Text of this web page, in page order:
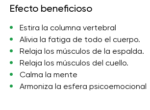
Efecto beneficioso
Estira la columna vertebral
Alivia la fatiga de todo el cuerpo.
Relaja los músculos de la espalda.
Relaja los músculos del cuello.
Calma la mente
Armoniza la esfera psicoemocional